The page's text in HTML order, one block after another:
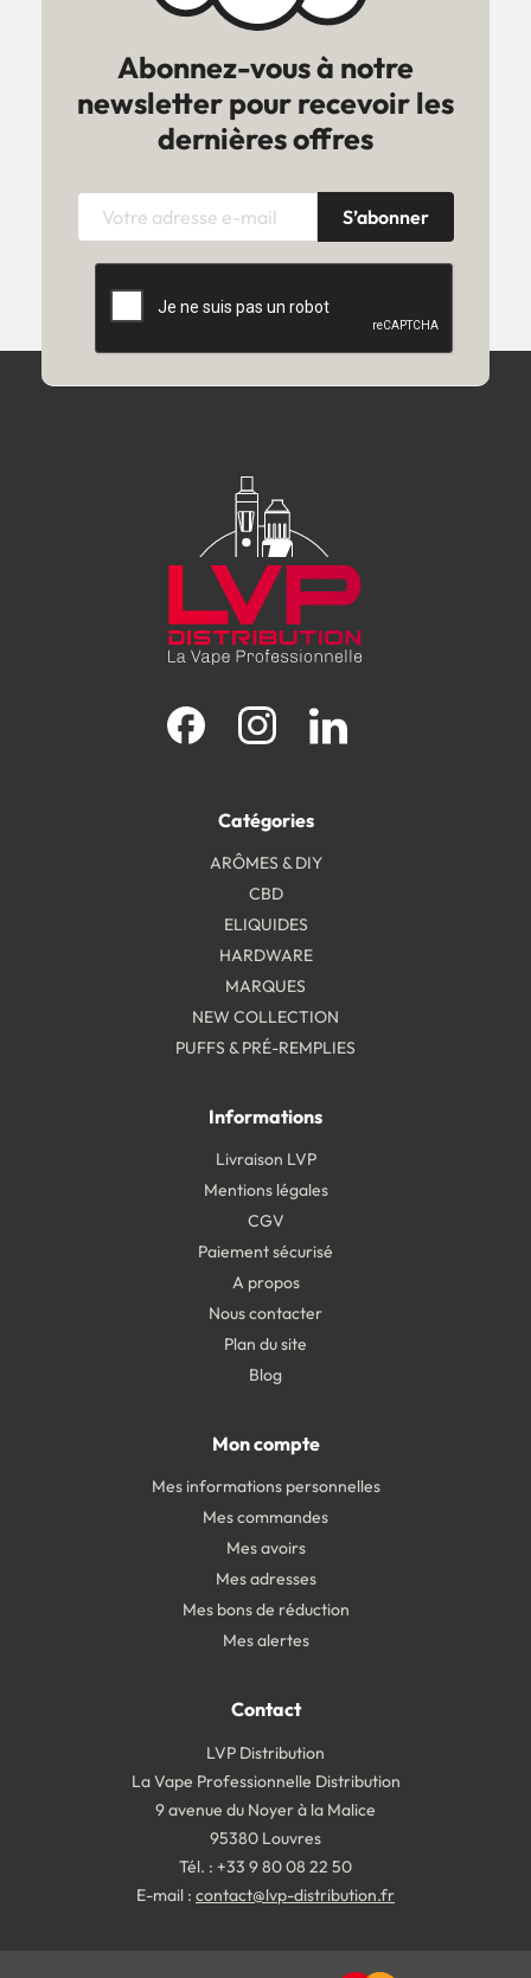
Abonnez-vous à notre
newsletter pour recevoir les
dernières offres
Catégories
ARÔMES & DIY
CBD
ELIQUIDES
HARDWARE
MARQUES
NEW COLLECTION
PUFFS & PRÉ-REMPLIES
Informations
Livraison LVP
Mentions légales
CGV
Paiement sécurisé
A propos
Nous contacter
Plan du site
Blog
Facebook Instagram
Mon compte
Mes informations personnelles
Mes commandes
Mes avoirs
Mes adresses
Mes bons de réduction
Mes alertes
Contact
LVP Distribution
La Vape Professionnelle Distribution
9 avenue du Noyer à la Malice
95380 Louvres
Tél. : +33 9 80 08 22 50
E-mail : contact@lvp-distribution.fr